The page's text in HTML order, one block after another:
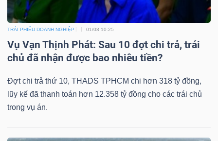
TRÁI PHIẾU DOANH NGHIỆP 01/08 10:25
Vụ Vạn Thịnh Phát: Sau 10 đợt chi trả, trái
chủ đã nhận được bao nhiêu tiền?
Đợt chi trả thứ 10, THADS TPHCM chi hơn 318 tỷ đồng,
lũy kế đã thanh toán hơn 12.358 tỷ đồng cho các trái chủ
trong vụ án.
VỤ
TRUYỀN
TIỆN
ÍCH